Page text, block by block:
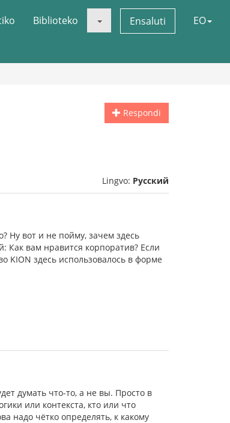
Biblioteko Ensaluti EO
Respondi
Lingvo: Русский
Ну вот и не пойму, зачем здесь
Как вам нравится корпоратив? Если
KION здесь использовалось в форме
думать что-то, а не вы. Просто в
или контекста, кто или что
надо чётко определять, к какому